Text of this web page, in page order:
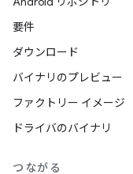
要件
ダウンロード
バイナリのプレビュー
ファクトリー イメージ
ドライバのバイナリ
つながる